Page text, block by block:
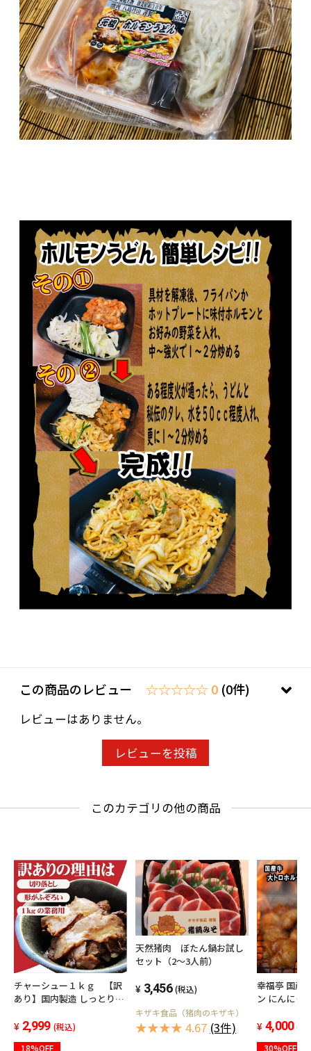
この商品のレビュー ☆☆☆☆☆ 0 (0件)
レビューはありません。
レビューを投稿
このカテゴリの他の商品
チャーシュー１ｋｇ 【訳
あり】国内製造 しっとり柔
2,999 (税込)
18%OFF
天然猪肉 ぼたん鍋お試し
セット（2～3人前）
3,456 (税込)
キザキ食品（猪肉のキザキ）
★★★★ 4.67 (3件)
幸福亭 国産牛 大トロホルモ
ン にんにく
4,000 (税
30%OFF